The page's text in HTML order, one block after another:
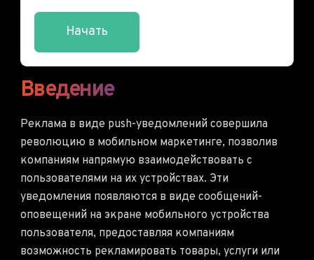
Начать
Введение
Реклама в виде push-уведомлений совершила
революцию в мобильном маркетинге, позволив
компаниям напрямую взаимодействовать с
пользователями на их устройствах. Эти
уведомления появляются в виде сообщений-
оповещений на экране мобильного устройства
пользователя, предоставляя компаниям
возможность рекламировать товары, услуги или